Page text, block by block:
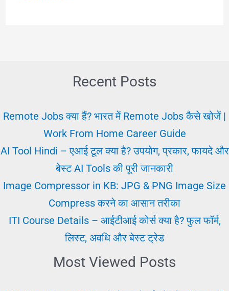
के
तरीके
रियल
Recent Posts
Remote Jobs क्या हैं? भारत में Remote Jobs कैसे खोजें |
Work From Home Career Guide
AI Tool Hindi – एआई टूल क्या है? उपयोग, प्रकार, फायदे और
बेस्ट AI Tools की पूरी जानकारी
Image Compressor in KB: JPG & PNG Image Size
Compress करने का आसान तरीका
ITI Course Details – आईटीआई कोर्स क्या है? फुल फॉर्म,
लिस्ट, अवधि और बेस्ट ट्रेड
Most Viewed Posts